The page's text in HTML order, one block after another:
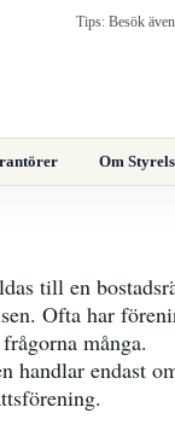
Tips: Besök även
Om
till en
Ofta har
många.
handlar endast